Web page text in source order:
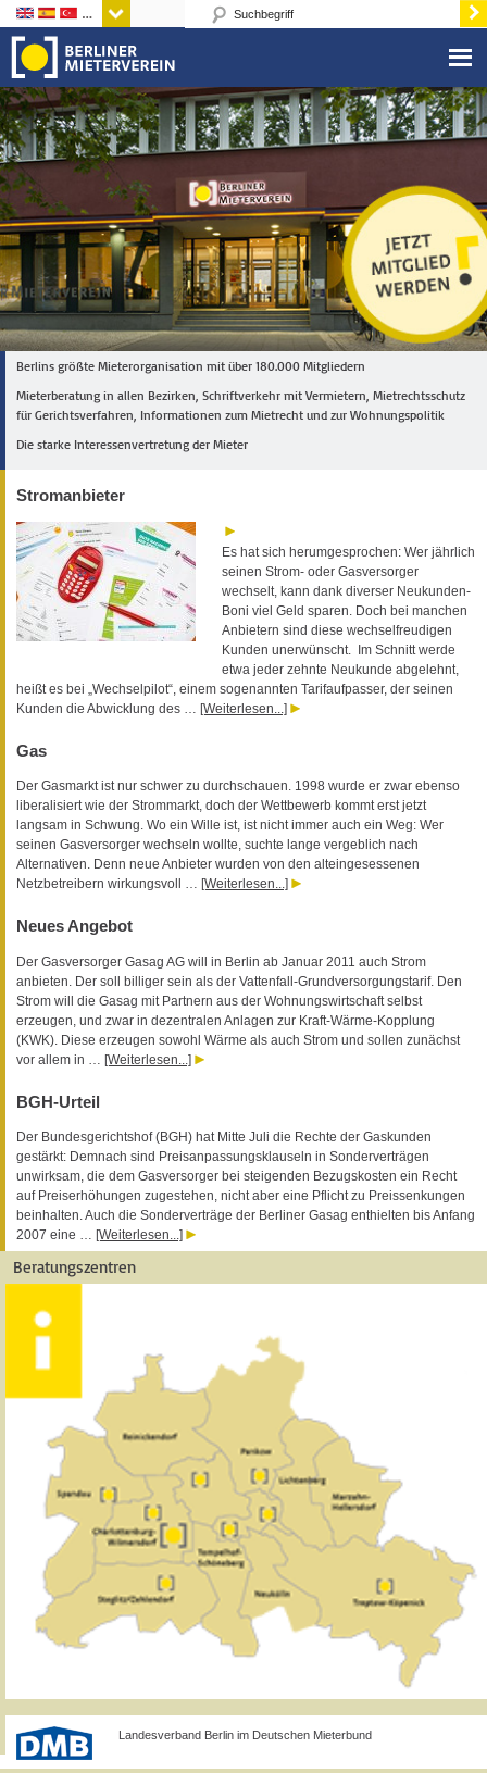
Sprachen
Berlins größte Mieterorganisation mit über 180.000 Mitgliedern
Mieterberatung in allen Bezirken, Schriftverkehr mit Vermietern, Mietrechtsschutz
für Gerichtsverfahren, Informationen zum Mietrecht und zur Wohnungspolitik
Die starke Interessenvertretung der Mieter
Stromanbieter
Es hat sich herumgesprochen: Wer jährlich
seinen Strom- oder Gasversorger
wechselt, kann dank diverser Neukunden-
Boni viel Geld sparen. Doch bei manchen
Anbietern sind diese wechselfreudigen
Kunden unerwünscht. Im Schnitt werde
etwa jeder zehnte Neukunde abgelehnt,
heißt es bei „Wechselpilot“, einem sogenannten Tarifaufpasser, der seinen
Kunden die Abwicklung des … [Weiterlesen...]
Gas
Der Gasmarkt ist nur schwer zu durchschauen. 1998 wurde er zwar ebenso
liberalisiert wie der Strommarkt, doch der Wettbewerb kommt erst jetzt
langsam in Schwung. Wo ein Wille ist, ist nicht immer auch ein Weg: Wer
seinen Gasversorger wechseln wollte, suchte lange vergeblich nach
Alternativen. Denn neue Anbieter wurden von den alteingesessenen
Netzbetreibern wirkungsvoll … [Weiterlesen...]
Neues Angebot
Der Gasversorger Gasag AG will in Berlin ab Januar 2011 auch Strom
anbieten. Der soll billiger sein als der Vattenfall-Grundversorgungstarif. Den
Strom will die Gasag mit Partnern aus der Wohnungswirtschaft selbst
erzeugen, und zwar in dezentralen Anlagen zur Kraft-Wärme-Kopplung
(KWK). Diese erzeugen sowohl Wärme als auch Strom und sollen zunächst
vor allem in … [Weiterlesen...]
BGH-Urteil
Der Bundesgerichtshof (BGH) hat Mitte Juli die Rechte der Gaskunden
gestärkt: Demnach sind Preisanpassungsklauseln in Sonderverträgen
unwirksam, die dem Gasversorger bei steigenden Bezugskosten ein Recht
auf Preiserhöhungen zugestehen, nicht aber eine Pflicht zu Preissenkungen
beinhalten. Auch die Sonderverträge der Berliner Gasag enthielten bis Anfang
2007 eine … [Weiterlesen...]
Beratungszentren
Landesverband Berlin im Deutschen Mieterbund